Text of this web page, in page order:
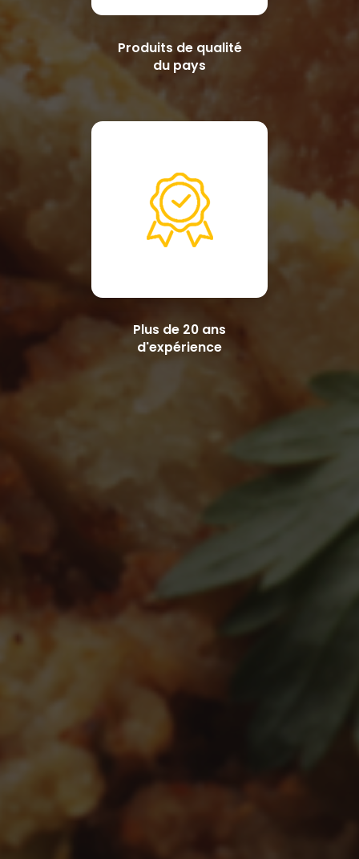
Produits de qualité
du pays
Plus de 20 ans
d'expérience